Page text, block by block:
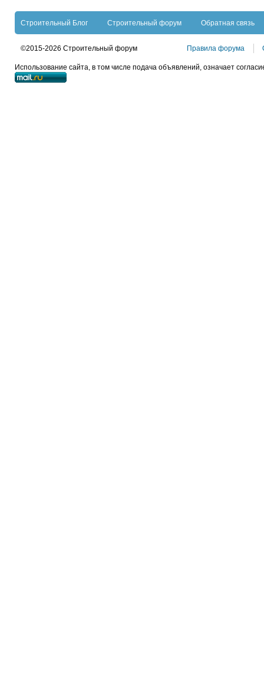
Строительный Блог Строительный форум Обратная связь
©2015-2026 Строительный форум Правила форума
Использование сайта, в том числе подача объявлений, означает